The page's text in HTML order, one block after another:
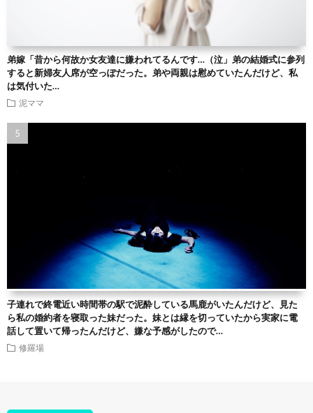
弟嫁「昔から何故か女友達に嫌われてるんです…（泣」弟の結婚式に参列
すると新婦友人席が空っぽだった。弟や両親は慰めていたんだけど、私
は気付いた…
泥ママ
子連れで終電近い時間帯の駅で泥酔している馬鹿がいたんだけど、見た
ら私の婚約者を寝取った妹だった。妹とは縁を切っていたから実家に電
話して置いて帰ったんだけど、嫌な予感がしたので…
修羅場